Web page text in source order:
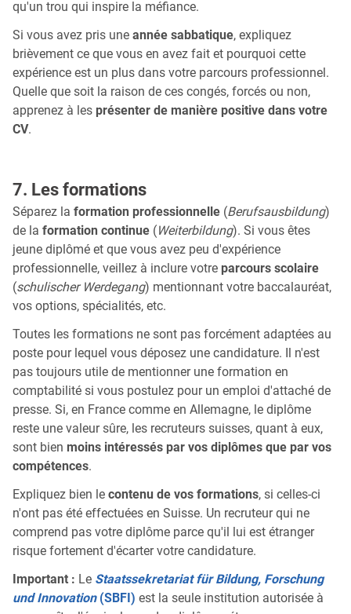
qu'un trou qui inspire la méfiance.
Si vous avez pris une année sabbatique, expliquez
brièvement ce que vous en avez fait et pourquoi cette
expérience est un plus dans votre parcours professionnel.
Quelle que soit la raison de ces congés, forcés ou non,
apprenez à les présenter de manière positive dans votre
CV.
7. Les formations
Séparez la formation professionnelle (Berufsausbildung)
de la formation continue (Weiterbildung). Si vous êtes
jeune diplômé et que vous avez peu d'expérience
professionnelle, veillez à inclure votre parcours scolaire
(schulischer Werdegang) mentionnant votre baccalauréat,
vos options, spécialités, etc.
Toutes les formations ne sont pas forcément adaptées au
poste pour lequel vous déposez une candidature. Il n'est
pas toujours utile de mentionner une formation en
comptabilité si vous postulez pour un emploi d'attaché de
presse. Si, en France comme en Allemagne, le diplôme
reste une valeur sûre, les recruteurs suisses, quant à eux,
sont bien moins intéressés par vos diplômes que par vos
compétences.
Expliquez bien le contenu de vos formations, si celles-ci
n'ont pas été effectuées en Suisse. Un recruteur qui ne
comprend pas votre diplôme parce qu'il lui est étranger
risque fortement d'écarter votre candidature.
Important : Le Staatssekretariat für Bildung, Forschung
und Innovation(SBFI) est la seule institution autorisée à